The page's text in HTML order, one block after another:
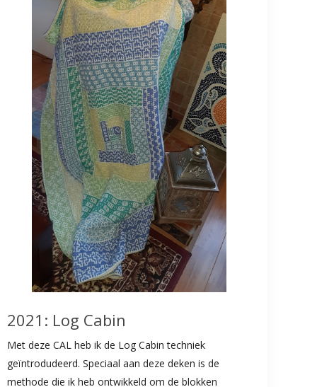
2021: Log Cabin
Met deze CAL heb ik de Log Cabin techniek
geïntrodudeerd. Speciaal aan deze deken is de
methode die ik heb ontwikkeld om de blokken